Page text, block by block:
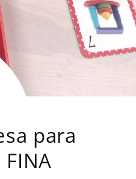
para
FINA